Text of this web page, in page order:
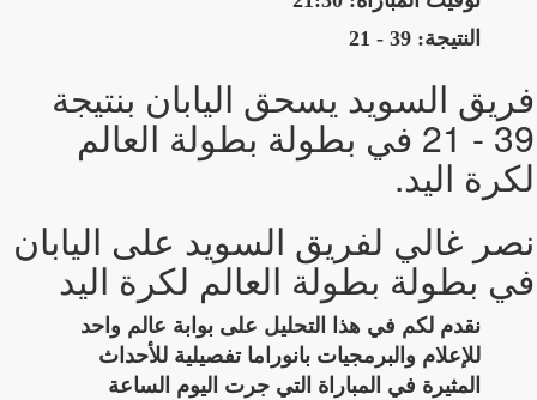
النتيجة: 39 - 21
فريق السويد يسحق اليابان بنتيجة
39 - 21 في بطولة بطولة العالم
لكرة اليد.
نصر غالي لفريق السويد على اليابان
في بطولة بطولة العالم لكرة اليد
نقدم لكم في هذا التحليل على بوابة عالم واحد
للإعلام والبرمجيات بانوراما تفصيلية للأحداث
المثيرة في المباراة التي جرت اليوم الساعة